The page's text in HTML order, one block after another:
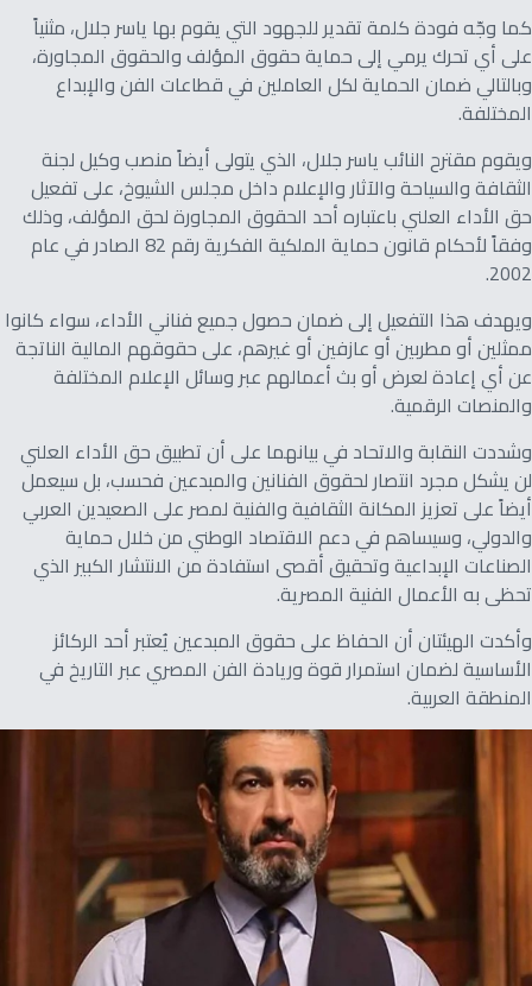
كما وجّه فودة كلمة تقدير للجهود التي يقوم بها ياسر جلال، مثنياً
على أي تحرك يرمي إلى حماية حقوق المؤلف والحقوق المجاورة،
وبالتالي ضمان الحماية لكل العاملين في قطاعات الفن والإبداع
المختلفة.
ويقوم مقترح النائب ياسر جلال، الذي يتولى أيضاً منصب وكيل لجنة
الثقافة والسياحة والآثار والإعلام داخل مجلس الشيوخ، على تفعيل
حق الأداء العلني باعتباره أحد الحقوق المجاورة لحق المؤلف، وذلك
وفقاً لأحكام قانون حماية الملكية الفكرية رقم 82 الصادر في عام
2002.
ويهدف هذا التفعيل إلى ضمان حصول جميع فناني الأداء، سواء كانوا
ممثلين أو مطربين أو عازفين أو غيرهم، على حقوقهم المالية الناتجة
عن أي إعادة لعرض أو بث أعمالهم عبر وسائل الإعلام المختلفة
والمنصات الرقمية.
وشددت النقابة والاتحاد في بيانهما على أن تطبيق حق الأداء العلني
لن يشكل مجرد انتصار لحقوق الفنانين والمبدعين فحسب، بل سيعمل
أيضاً على تعزيز المكانة الثقافية والفنية لمصر على الصعيدين العربي
والدولي، وسيساهم في دعم الاقتصاد الوطني من خلال حماية
الصناعات الإبداعية وتحقيق أقصى استفادة من الانتشار الكبير الذي
تحظى به الأعمال الفنية المصرية.
وأكدت الهيئتان أن الحفاظ على حقوق المبدعين يُعتبر أحد الركائز
الأساسية لضمان استمرار قوة وريادة الفن المصري عبر التاريخ في
المنطقة العربية.